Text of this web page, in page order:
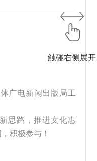
广电新闻出版局工
思路，推进文化惠
积极参与！
触碰右侧展开